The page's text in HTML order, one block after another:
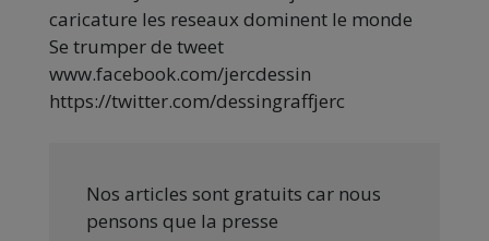
caricature les reseaux dominent le monde
Se trumper de tweet
www.facebook.com/jercdessin
https://twitter.com/dessingraffjerc
Nos articles sont gratuits car nous
pensons que la presse